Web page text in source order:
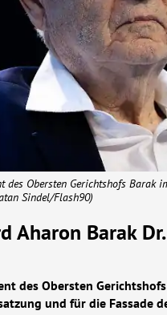
des Obersten Gerichtshofs Barak
Sindel/Flash90)
Aharon Barak
des Obersten
und für die Fassade